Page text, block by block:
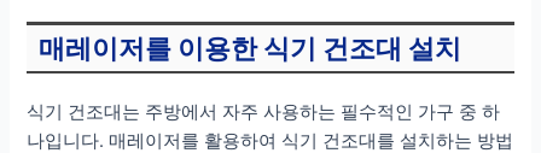
매레이저를 이용한 식기 건조대 설치
식기 건조대는 주방에서 자주 사용하는 필수적인 가구 중 하
나입니다. 매레이저를 활용하여 식기 건조대를 설치하는 방법